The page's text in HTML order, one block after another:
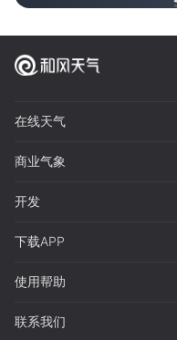
在线天气
商业气象
开发
下载APP
使用帮助
联系我们